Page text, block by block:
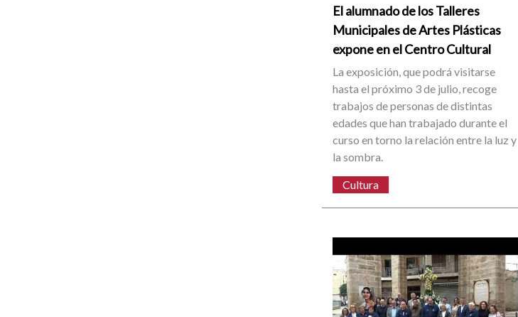
El alumnado de los Talleres
Municipales de Artes Plásticas
expone en el Centro Cultural
La exposición, que podrá visitarse
hasta el próximo 3 de julio, recoge
trabajos de personas de distintas
edades que han trabajado durante el
curso en torno la relación entre la luz y
la sombra.
Cultura